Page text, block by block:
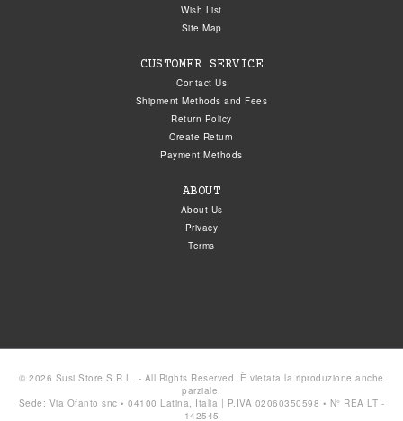
Wish List
Site Map
CUSTOMER SERVICE
Contact Us
Shipment Methods and Fees
Return Policy
Create Return
Payment Methods
ABOUT
About Us
Privacy
Terms
© 2026 Susi Store S.R.L. - All Rights Reserved. È vietata la riproduzione anche
parziale.
Sede: Via Ofanto snc • 04100 Latina, Italia | P.IVA 02060350598 • N° REA LT -
142545